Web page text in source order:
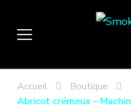
Accueil Boutique
Abricot crémeux – Machin